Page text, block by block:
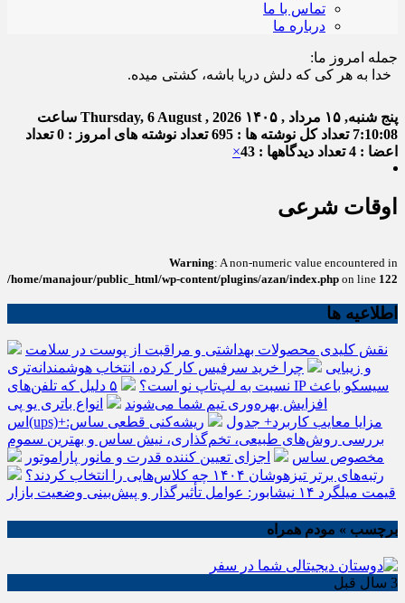
تماس با ما
درباره ما
جمله امروز ما:
به هر کی که دلش دریا باشه، کشتی میده.
پنج شنبه, ۱۵ مرداد , ۱۴۰۵ Thursday, 6 August , 2026 ساعت
7:10:08 تعداد کل نوشته ها : 695 تعداد نوشته های امروز : 0
تعداد
اعضا : 4
تعداد دیدگاهها : 43 ×
اوقات شرعی
Warning: A non-numeric value encountered in
/home/manajour/public_html/wp-content/plugins/azan/index.php on line 122
اطلاعیه ها
نقش کلیدی محصولات بهداشتی و مراقبت از پوست در سلامت
و زیبایی
چرا خرید سرفیس کار کرده، انتخاب هوشمندانه‌تری
نسبت به لپ‌تاپ نو است؟
۵ دلیل که تلفن‌های IP سیسکو باعث
افزایش بهره‌وری تیم شما می‌شوند
انواع باتری یو پی
اس(ups)+مزایا معایب کاربرد+ جدول
ریشه‌کنی قطعی ساس:
بررسی روش‌های طبیعی، تخم‌گذاری، نیش ساس و بهترین سموم
مخصوص ساس
اجزای تعیین کننده قدرت و مانور پاراموتور
رتبه‌های برتر تیزهوشان ۱۴۰۴ چه کلاس‌هایی را انتخاب کردند؟
قیمت میلگرد ۱۴ نیشابور: عوامل تأثیرگذار و پیش‌بینی وضعیت بازار
برچسب » مودم همراه
3 سال قبل